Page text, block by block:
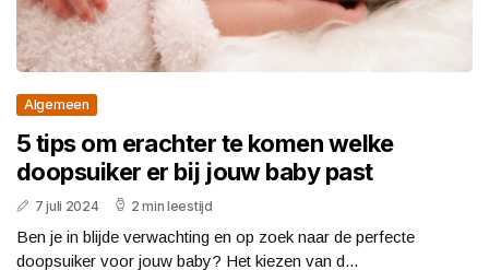
Algemeen
5 tips om erachter te komen welke
doopsuiker er bij jouw baby past
7 juli 2024 2 min leestijd
Ben je in blijde verwachting en op zoek naar de perfecte
doopsuiker voor jouw baby? Het kiezen van d...